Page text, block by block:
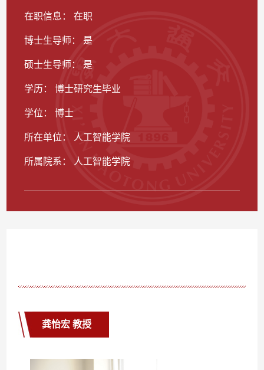
在职信息： 在职
博士生导师： 是
硕士生导师： 是
学历： 博士研究生毕业
学位： 博士
所在单位： 人工智能学院
所属院系： 人工智能学院
龚怡宏 教授